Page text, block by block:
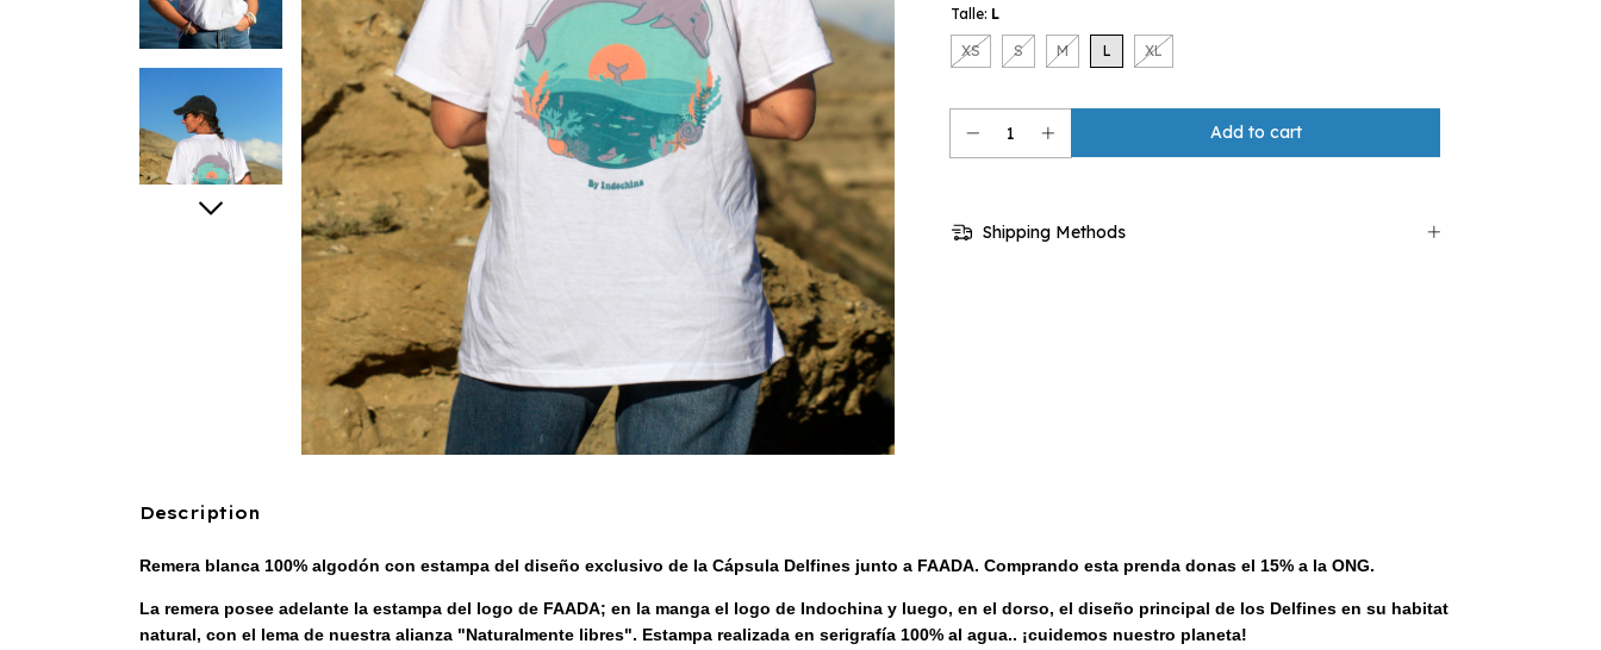
Talle: L
XS S M L XL
Shipping Methods
Description
Remera blanca 100% algodón con estampa del diseño exclusivo de la Cápsula Delfines junto a FAADA. Comprando esta prenda donas el 15% a la ONG.
La remera posee adelante la estampa del logo de FAADA; en la manga el logo de Indochina y luego, en el dorso, el diseño principal de los Delfines en su habitat
natural, con el lema de nuestra alianza "Naturalmente libres". Estampa realizada en serigrafía 100% al agua.. ¡cuidemos nuestro planeta!